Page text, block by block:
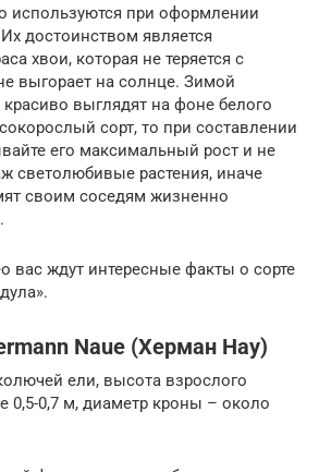
используются при оформлении
достоинством является
хвои, которая не теряется с
выгорает на солнце. Зимой
выглядят на фоне белого
сорт, то при составлении
его максимальный рост и не
светолюбивые растения, иначе
своим соседям жизненно
вас ждут интересные факты о сорте
Naue (Херман Нау)
ели, высота взрослого
0,5-0,7 м, диаметр кроны – около